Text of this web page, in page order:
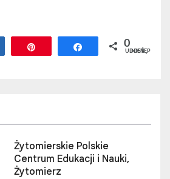
Udostępnij Udostępnij
0
UDOSTĘPNIEŃ
Żytomierskie Polskie
Centrum Edukacji i Nauki,
Żytomierz